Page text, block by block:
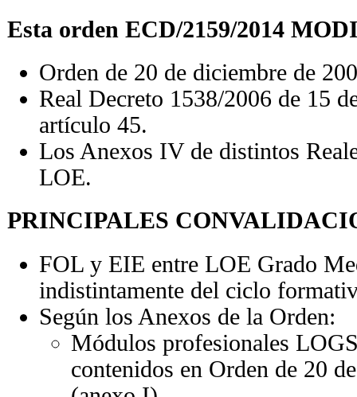
Esta orden ECD/2159/2014
Orden de 20 de diciembre de
Real Decreto 1538/2006 de 15
artículo 45.
Los Anexos IV de distintos
LOE.
PRINCIPALES
FOL y EIE entre LOE Grado
indistintamente del ciclo
Según los Anexos de la Orden:
Módulos profesionales
contenidos en Orden de 20